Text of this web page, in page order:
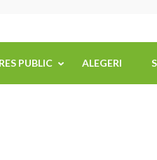
PUBLIC ALEGERI